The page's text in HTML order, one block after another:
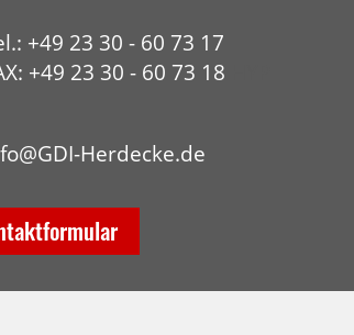
+49 23 30 - 60 73 17
+49 23 30 - 60 73 18
Herdecke.de